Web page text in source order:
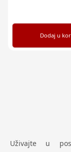
Dodaj u
Uživajte u